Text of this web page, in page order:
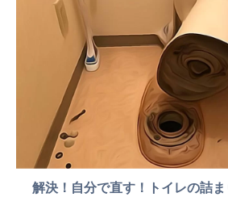
解決！自分で直す！トイレの詰